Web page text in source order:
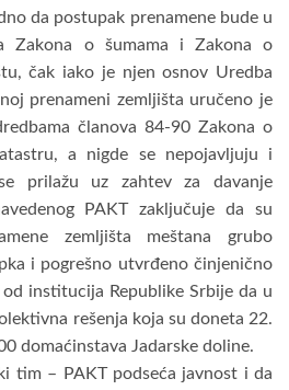
da postupak prenamene bude u
Zakona o šumama i Zakona o
čak iako je njen osnov Uredba
prenameni zemljišta uručeno je
članova 84-90 Zakona o
a nigde se nepojavljuju i
prilažu uz zahtev za davanje
PAKT zaključuje da su
zemljišta meštana grubo
i pogrešno utvrđeno činjenično
institucija Republike Srbije da u
rešenja koja su doneta 22.
domaćinstava Jadarske doline.
tim – PAKT podseća javnost i da